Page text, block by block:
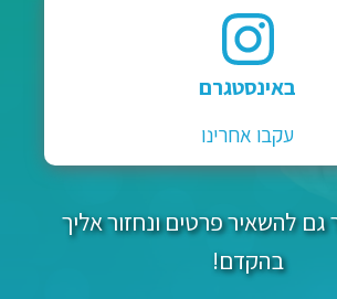
באינסטגרם
עקבו אחרינו
להשאיר פרטים ונחזור אליך
בהקדם!